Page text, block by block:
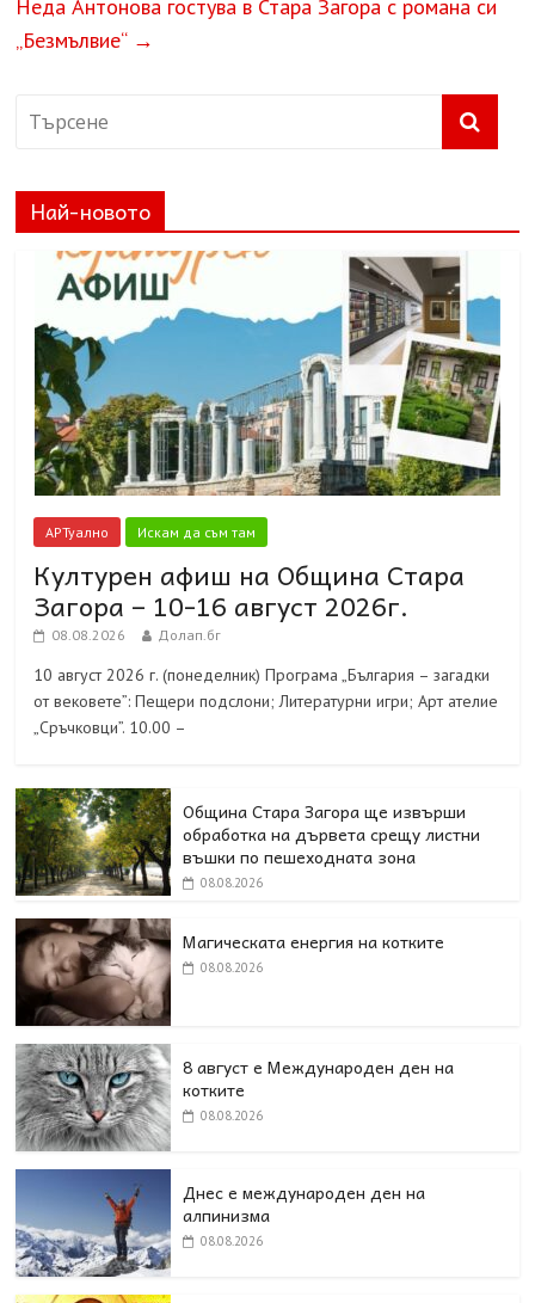
Неда Антонова гостува в Стара Загора с романа си
„Безмълвие“ →
Най-новото
АРТуално Искам да съм там
Културен афиш на Община Стара
Загора – 10-16 август 2026г.
08.08.2026 Долап.бг
10 август 2026 г. (понеделник) Програма „България – загадки
от вековете”: Пещери подслони; Литературни игри; Арт ателие
„Сръчковци”. 10.00 –
Община Стара Загора ще извърши
обработка на дървета срещу листни
въшки по пешеходната зона
08.08.2026
Магическата енергия на котките
08.08.2026
8 август е Международен ден на
котките
08.08.2026
Днес е международен ден на
алпинизма
08.08.2026